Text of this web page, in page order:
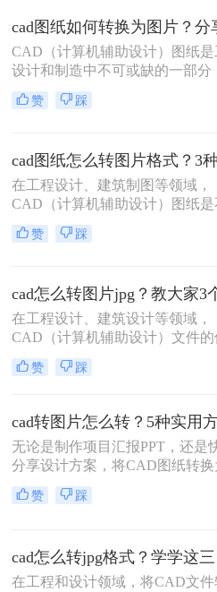
交媒体、报告等场合进行分享和
示。那么cad怎样转换成高清jpg
的图片呢？本文将介绍三种将
换成高清JPG格式图片的方法。
CAD（计算机辅助设计）图纸是
设计和制造中不可或缺的一部分
将其转换为图片格式则便于分享
看和打印。那么cad图纸如何转换
赞 踩
在工程设计、建筑制图等领域，
CAD（计算机辅助设计）图纸是
或缺的工具。然而，在某些情况
我们需要将这些精确的矢量图形
转图片格式呢？本文将详细介绍
将CAD图纸转换成图片格式的方
赞 踩
在工程设计、建筑设计等领域，
CAD（计算机辅助设计）文件的
非常普遍。然而，有时候我们需
CAD文件转换为常见的图片格式
分享。那么cad怎么转图片jpg呢
文将介绍三种将CAD文件转换为
图片的方法。
赞 踩
无论是制作项目汇报PPT，还是
分享设计方案，将CAD图纸转换
片都是刚需。那么cad转图片怎么
呢？本文整理5种主流转换方式，
赞 踩
在工程和设计领域，将CAD文件